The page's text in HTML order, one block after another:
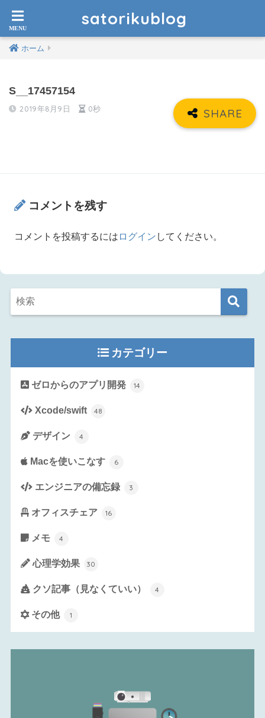
satorikublog
ホーム
S__17457154
2019年8月9日 0秒
コメントを残す
コメントを投稿するには ログイン してください。
カテゴリー
ゼロからのアプリ開発 14
Xcode/swift 48
デザイン 4
Macを使いこなす 6
エンジニアの備忘録 3
オフィスチェア 16
メモ 4
心理学効果 30
クソ記事（見なくていい） 4
その他 1